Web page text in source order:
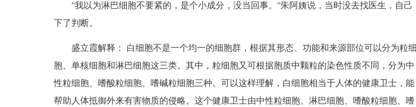
"我以为淋巴细胞不要紧的，是个小成分，没当回事。"朱阿姨说，当时没去找医生，自己
下了判断。
盛立霞解释：
白细胞不是一个均一的细胞群，根据其形态、功能和来源部位可以分为粒细
胞、单核细胞和淋巴细胞这三类。其中，粒细胞又可根据胞质中颗粒的染色性质不同，分为中
性粒细胞、嗜酸粒细胞、嗜碱粒细胞三种。可以这样理解，白细胞相当于人体的健康卫士，能
帮助人体抵御外来有害物质的侵略。这个健康卫士由中性粒细胞、淋巴细胞、嗜酸粒细胞、嗜